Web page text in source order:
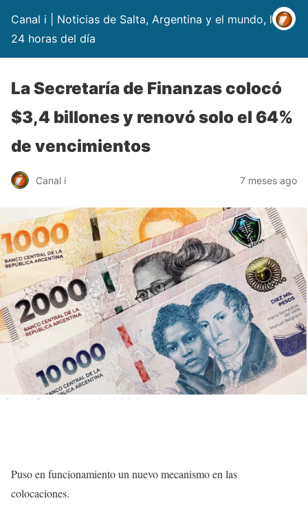
Canal i | Noticias de Salta, Argentina y el mundo, las
24 horas del día
La Secretaría de Finanzas colocó
$3,4 billones y renovó solo el 64%
de vencimientos
Canal i 7 meses ago
Puso en funcionamiento un nuevo mecanismo en las
colocaciones.